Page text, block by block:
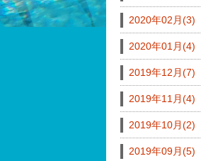
2020年02月(3)
2020年01月(4)
2019年12月(7)
2019年11月(4)
2019年10月(2)
2019年09月(5)